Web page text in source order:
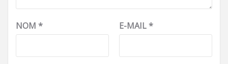
NOM * E-MAIL*